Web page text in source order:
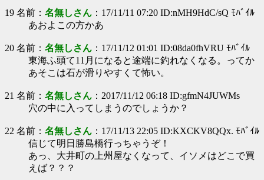
19 名前： 名無しさん ：17/11/11 07:20 ID:nMH9HdC/sQ ﾓﾊﾞｲﾙ
あおよこの方かあ
20 名前： 名無しさん ：17/11/12 01:01 ID:08da0fhVRU ﾓﾊﾞｲﾙ
東海ふ頭て11月になると途端に釣れなくなる。ってか
あそこは石が滑りやすくて怖い。
21 名前： 名無しさん ：2017/11/12 06:18 ID:gfmN4JUWMs
穴の中に入ってしまうのでしょうか？
22 名前： 名無しさん ：17/11/13 22:05 ID:KXCKV8QQx. ﾓﾊﾞｲﾙ
信じて明日勝島橋行っちゃうぞ！
あっ、大井町の上州屋なくなって、イソメはどこで買
えば？？？